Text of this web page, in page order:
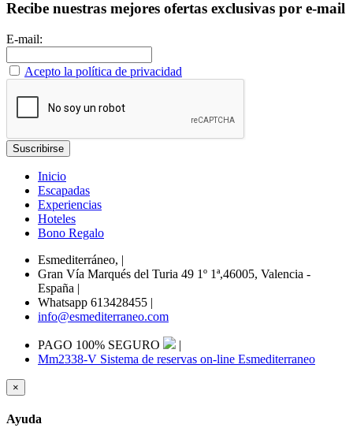
Recibe nuestras mejores ofertas exclusivas por e-mail
E-mail:
Acepto la política de privacidad
Inicio
Escapadas
Experiencias
Hoteles
Bono Regalo
Esmediterráneo, |
Gran Vía Marqués del Turia 49 1º 1ª,46005, Valencia -
España |
Whatsapp 613428455 |
info@esmediterraneo.com
PAGO 100% SEGURO
|
Mm2338-V Sistema de reservas on-line Esmediterraneo
×
Ayuda